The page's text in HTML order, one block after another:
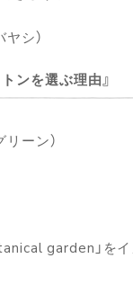
シ）
ンを選ぶ理由
ーン）
garden」を